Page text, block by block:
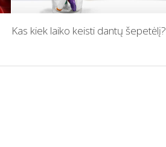
Kas kiek laiko keisti dantų šepetėlį?